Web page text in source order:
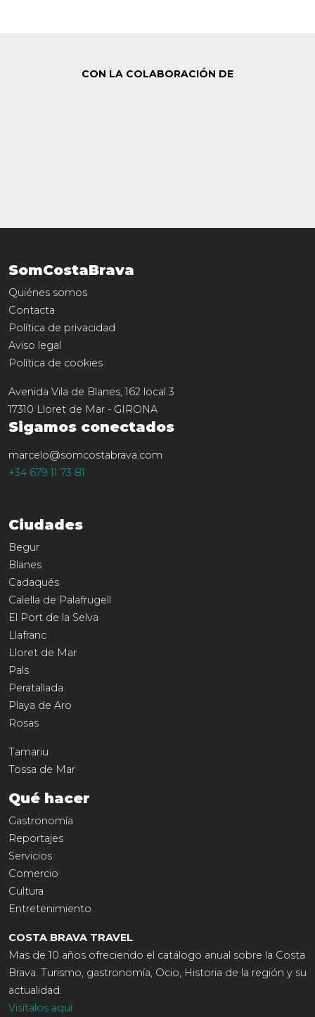
CON LA COLABORACIÓN DE
SomCostaBrava
Quiénes somos
Contacta
Política de privacidad
Aviso legal
Política de cookies
Avenida Vila de Blanes, 162 local 3
17310 Lloret de Mar - GIRONA
Sigamos conectados
marcelo@somcostabrava.com
+34 679 11 73 81
Ciudades
Begur
Blanes
Cadaqués
Calella de Palafrugell
El Port de la Selva
Llafranc
Lloret de Mar
Pals
Peratallada
Playa de Aro
Rosas
Tamariu
Tossa de Mar
Qué hacer
Gastronomía
Reportajes
Servicios
Comercio
Cultura
Entretenimiento
COSTA BRAVA TRAVEL
Mas de 10 años ofreciendo el catálogo anual sobre la Costa
Brava. Turismo, gastronomía, Ocio, Historia de la región y su
actualidad.
Visítalos aquí